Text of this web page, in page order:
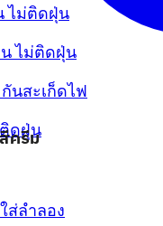
ไม่ติดฝุ่น
ไม่ติดฝุ่น
นสะเก็ดไฟ
ดฝุ่น
ส่ลำลอง
ครีม